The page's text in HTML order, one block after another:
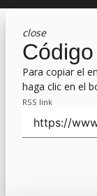
close
Para copiar el
haga clic en el
RSS link